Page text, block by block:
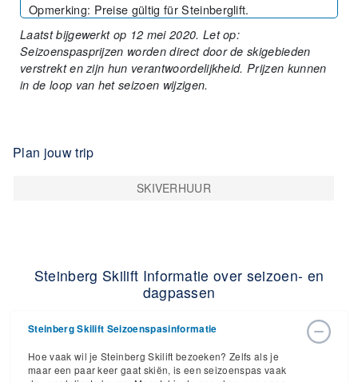
Opmerking: Preise gültig für Steinberglift.
Laatst bijgewerkt op 12 mei 2020. Let op:
Seizoenspasprijzen worden direct door de skigebieden
verstrekt en zijn hun verantwoordelijkheid. Prijzen kunnen
in de loop van het seizoen wijzigen.
Plan jouw trip
SKIVERHUUR
Steinberg Skilift Informatie over seizoen- en
dagpassen
Steinberg Skilift Seizoenspasinformatie
Hoe vaak wil je Steinberg Skilift bezoeken? Zelfs als je
maar een paar keer gaat skiën, is een seizoenspas vaak